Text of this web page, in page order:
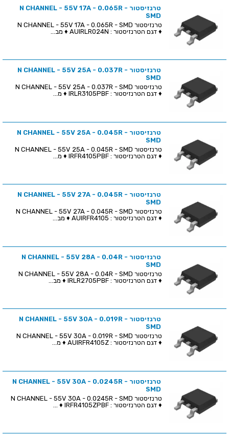
טרנזיסטור N CHANNEL - 55V 17A - 0.065R -
SMD
♦ דגם הטרנזיסטור : AUIRLR024N ♦ מב...
טרנזיסטור N CHANNEL - 55V 25A - 0.037R -
SMD
♦ דגם הטרנזיסטור : IRLR3105PBF ♦ מ...
טרנזיסטור N CHANNEL - 55V 25A - 0.045R -
SMD
♦ דגם הטרנזיסטור : IRFR4105PBF ♦ מ...
טרנזיסטור N CHANNEL - 55V 27A - 0.045R -
SMD
♦ דגם הטרנזיסטור : AUIRFR4105 ♦ מב...
טרנזיסטור N CHANNEL - 55V 28A - 0.04R -
SMD
♦ דגם הטרנזיסטור : IRLR2705PBF ♦ מב...
טרנזיסטור N CHANNEL - 55V 30A - 0.019R -
SMD
♦ דגם הטרנזיסטור : AUIRFR4105Z ♦ מ...
טרנזיסטור N CHANNEL - 55V 30A - 0.0245R -
SMD
♦ דגם הטרנזיסטור : IRFR4105ZPBF ♦ ...